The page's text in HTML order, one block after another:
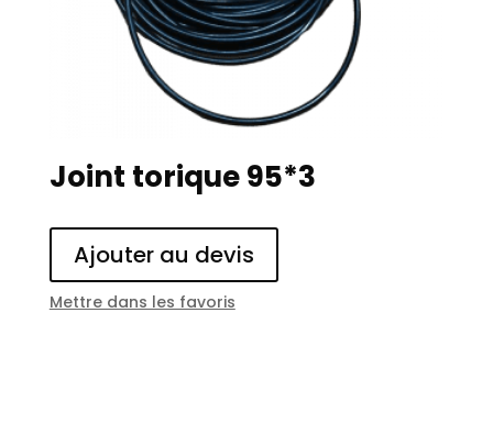
Joint torique 95*3
Ajouter au devis
Mettre dans les favoris